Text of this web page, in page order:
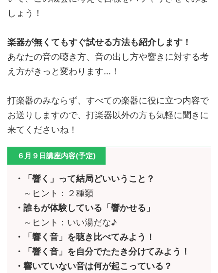
しょう！
楽器が無くてもすぐ試せる方法も紹介します！
あなたの音の聴き方、音の出し方や響きに対する考
え方がきっと変わります…！
打楽器のみならず、すべての楽器に役に立つ内容で
お送りしますので、打楽器以外の方も気軽に聞きに
来てくださいね！
６月９日講座内容(予定)
・「響く」って結局どいいうこと？
～ヒント：２種類
・誰もが体験している「響かせる」
～ヒント：いい湯だな♪
・「響く音」を聴き比べてみよう！
・「響く音」を自分でたたき分けてみよう！
・響いていない音は何が起こっている？